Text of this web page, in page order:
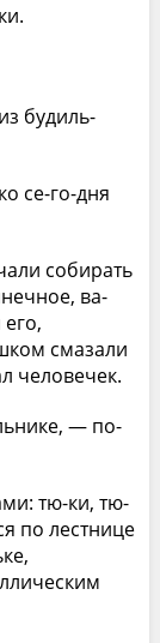
будиль­
се-го-дня
соби­рать
ва­
смазали
человечек.
— по­
тю-ки, тю­
по лестнице